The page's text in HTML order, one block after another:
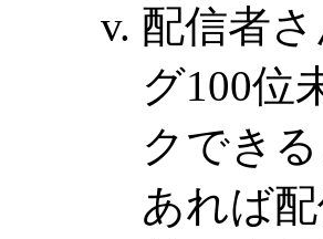
配信者
グ100位
クでき
あれば